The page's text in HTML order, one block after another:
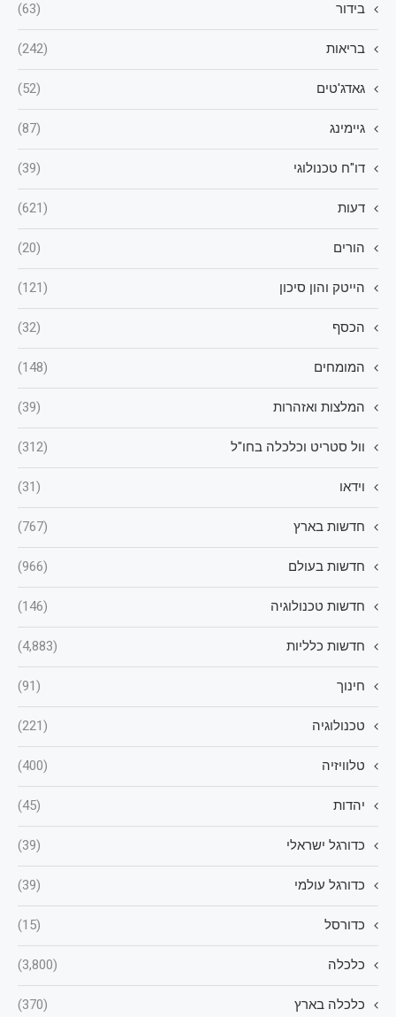
בידור (63)
בריאות (242)
גאדג'טים (52)
גיימינג (87)
דו"ח טכנולוגי (39)
דעות (621)
הורים (20)
הייטק והון סיכון (121)
הכסף (32)
המומחים (148)
המלצות ואזהרות (39)
וול סטריט וכלכלה בחו"ל (312)
וידאו (31)
חדשות בארץ (767)
חדשות בעולם (966)
חדשות טכנולוגיה (146)
חדשות כלליות (4,883)
חינוך (91)
טכנולוגיה (221)
טלוויזיה (400)
יהדות (45)
כדורגל ישראלי (39)
כדורגל עולמי (39)
כדורסל (15)
כלכלה (3,800)
כלכלה בארץ (370)